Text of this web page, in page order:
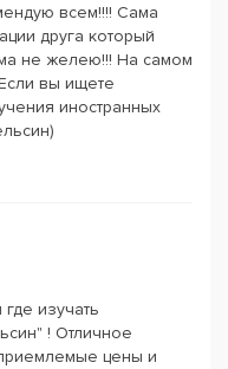
всем!!!! Сама
друга который
не желею!!! На самом
вы ищете
иностранных
изучать
! Отличное
цены и